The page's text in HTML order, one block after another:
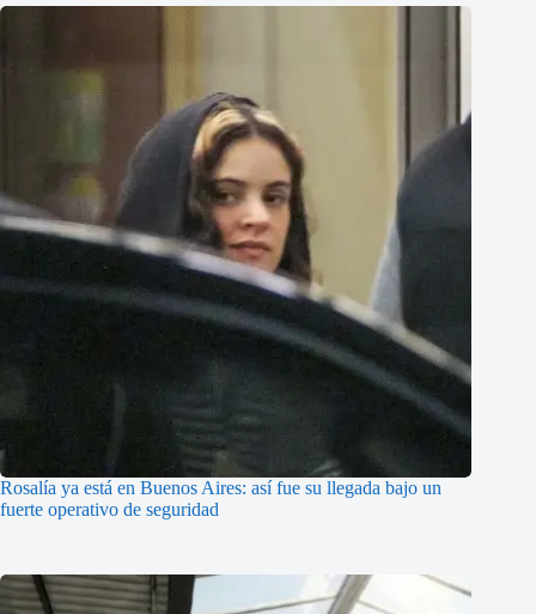
Rosalía ya está en Buenos Aires: así fue su llegada bajo un
fuerte operativo de seguridad